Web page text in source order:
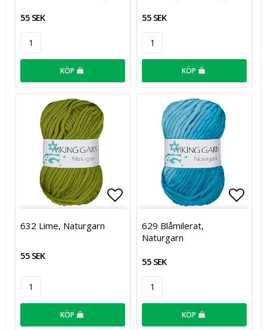
55 SEK
KÖP
55 SEK
KÖP
Lägg till i favoritlistan
632 Lime, Naturgarn
55 SEK
KÖP
629 Blåmilerat,
Naturgarn
55 SEK
KÖP